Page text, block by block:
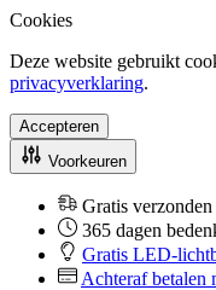
Cookies
Deze website gebruikt
privacyverklaring.
Accepteren
Voorkeuren
Gratis
365 dagen
Gratis LED-
Achteraf betalen